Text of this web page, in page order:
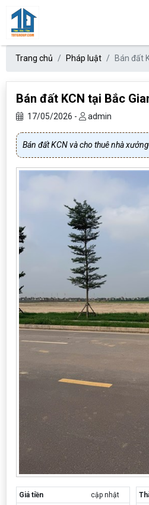
Trang chủ Pháp luật Bán đất
Bán đất KCN tại Bắc
17/05/2026 - admin
Bán đất KCN và cho thuê nhà
Giá tiền
cập nhật